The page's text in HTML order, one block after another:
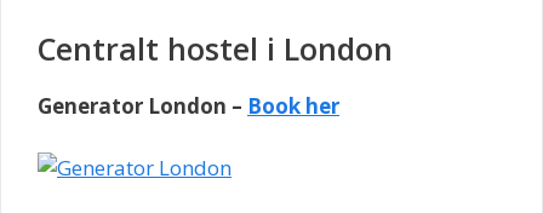
Centralt hostel i London
Generator London – Book her